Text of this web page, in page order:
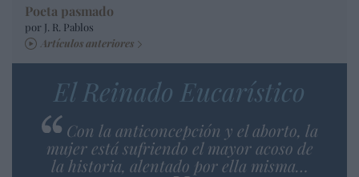
Poeta pasmado
por J. R. Pablos
Artículos anteriores
El Reinado Eucarístico
Con la anticoncepción y el aborto, la
mujer está sufriendo el mayor acoso de
la historia, alentado por ella misma…